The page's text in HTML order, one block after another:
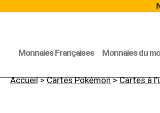
Monnaies Françaises Monnaies du
Accueil>Cartes Pokémon>Cartes à